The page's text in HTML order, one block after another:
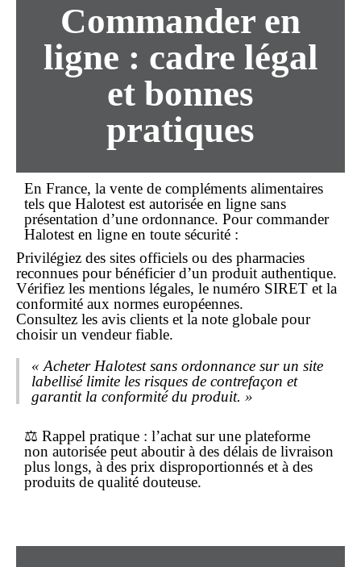
Commander en
ligne : cadre légal
et bonnes
pratiques
En France, la vente de compléments alimentaires
tels que Halotest est autorisée en ligne sans
présentation d’une ordonnance. Pourcommander
Halotest en ligne en toute sécurité :
Privilégiez des sites officiels ou des pharmacies
reconnues pour bénéficier d’un produit authentique.
Vérifiez les mentions légales, le numéro SIRET et la
conformité aux normes européennes.
Consultez les avis clients et la note globale pour
choisir un vendeur fiable.
« Acheter Halotest sans ordonnance sur un site
labellisé limite les risques de contrefaçon et
garantit la conformité du produit. »
⚖️ Rappel pratique : l’achat sur une plateforme
non autorisée peut aboutir à des délais de livraison
plus longs, à des prix disproportionnés et à des
produits de qualité douteuse.